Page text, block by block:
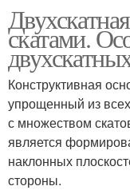
скатами.
Конструктивная
упрощенный из
с множеством
является
наклонных
стороны.